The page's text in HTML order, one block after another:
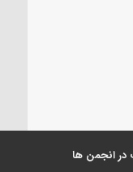
انجمن ها